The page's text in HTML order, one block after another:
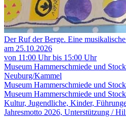
Der Ruf der Berge. Eine
am 25.10.2026
von 11:00 Uhr bis 15:00 Uhr
Museum Hammerschmiede und
Neuburg/Kammel
Museum Hammerschmiede und
Museum Hammerschmiede und
Kultur, Jugendliche, Kinder,
Jahresmotto 2026, Unterstützung /